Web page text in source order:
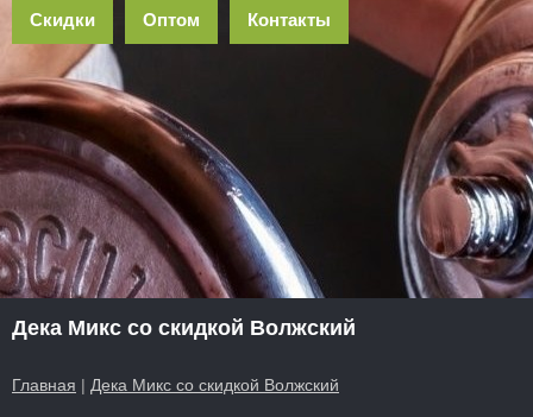
Скидки Оптом Контакты
Дека Микс со скидкой Волжский
Главная | Дека Микс со скидкой Волжский